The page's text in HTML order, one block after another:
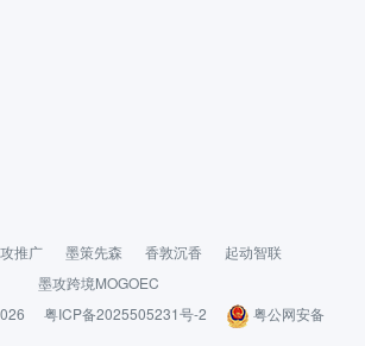
推广 墨策先森 香敦沉香
起动智联
墨攻跨境MOGOEC
粤ICP备2025505231号-2 粤公网安备